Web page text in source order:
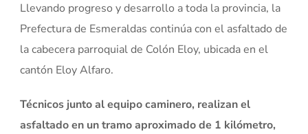
Llevando progreso y desarrollo a toda la provincia, la
Prefectura de Esmeraldas continúa con el asfaltado de
la cabecera parroquial de Colón Eloy, ubicada en el
cantón Eloy Alfaro.
Técnicos junto al equipo caminero, realizan el
asfaltado en un tramo aproximado de 1 kilómetro,